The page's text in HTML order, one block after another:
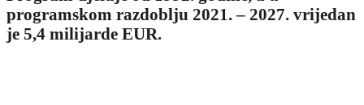
programskom razdoblju 2021. – 2027. vrijedan
je 5,4 milijarde EUR.